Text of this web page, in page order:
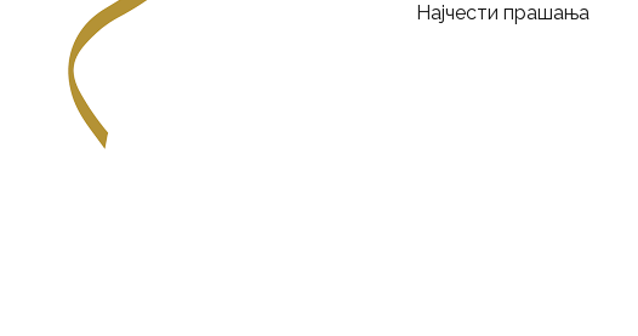
Најчести прашања